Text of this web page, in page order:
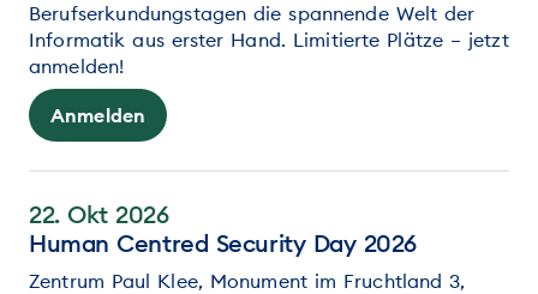
Berufserkundungstagen die spannende Welt der
Informatik aus erster Hand. Limitierte Plätze – jetzt
anmelden!
Anmelden
22. Okt 2026
Human Centred Security Day 2026
Zentrum Paul Klee, Monument im Fruchtland 3,